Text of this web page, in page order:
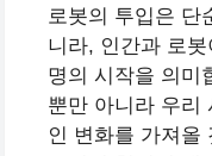
로봇의 투입은 단
니라, 인간과 로
명의 시작을 의미
뿐만 아니라 우리
인 변화를 가져올